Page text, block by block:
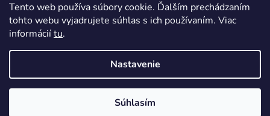
Tento web používa súbory cookie. Ďalším prechádzaním
tohto webu vyjadrujete súhlas s ich používaním. Viac
informáciítu.
Nastavenie
Súhlasím
Vytvoril Shoptet